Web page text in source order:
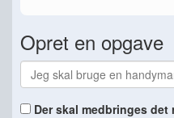
Opret en opgave
Der skal medbringes